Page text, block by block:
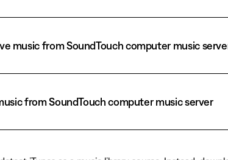
music from SoundTouch computer music
from SoundTouch computer music server